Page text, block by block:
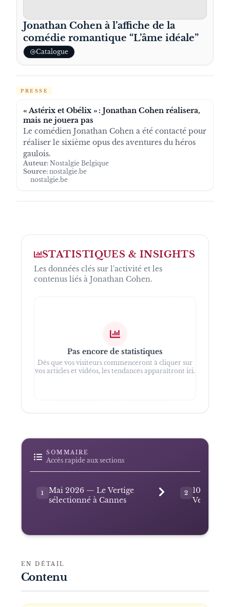
Jonathan Cohen à l’affiche de la
comédie romantique “L’âme idéale”
Catalogue
PRESSE
« Astérix et Obélix » : Jonathan Cohen réalisera,
mais ne jouera pas
Le comédien Jonathan Cohen a été contacté pour
réaliser le sixième opus des aventures du héros
gaulois.
Auteur: Nostalgie Belgique
Source: nostalgie.be
nostalgie.be
STATISTIQUES & INSIGHTS
Les données clés sur l'activité et les
contenus liés à Jonathan Cohen.
Pas encore de statistiques
Dès que vos visiteurs commenceront à cliquer sur
vos articles et vidéos, les tendances apparaîtront ici.
SOMMAIRE
Accès rapide aux sections
1
Mai 2026 — Le Vertige
sélectionné à Cannes
2
10 juin
Vertige
EN DÉTAIL
Contenu